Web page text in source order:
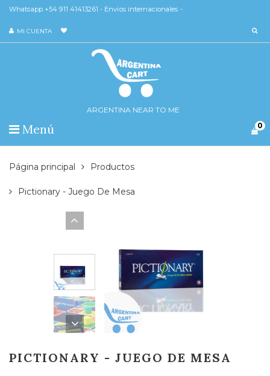
Whatsapp +54 911 41413261 - Envios internacionales -
MI CUENTA
ARGENTINA NEAR TO ME
Menú 0
Página principal Productos
Pictionary - Juego De Mesa
PICTIONARY - JUEGO DE MESA